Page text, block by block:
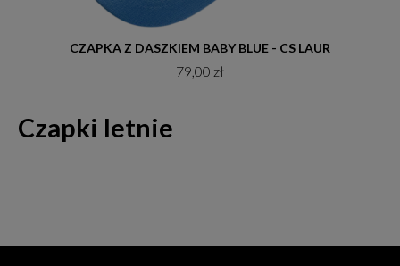
Czapki letnie
Do koszyka
CZAPKA Z DASZKIEM BABY BLUE - CS LAUR
79,00 zł